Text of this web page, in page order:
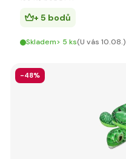
+ 5 bodů
Skladem> 5 ks(U vás 10.08.)
-48%